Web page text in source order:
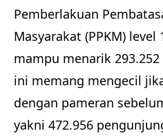
Pemberlakuan
Masyarakat (PPKM)
mampu menarik
ini memang mengecil
dengan pameran
yakni 472.956